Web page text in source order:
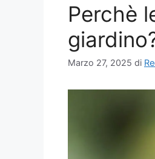
Perchè
Marzo 27, 2025 di